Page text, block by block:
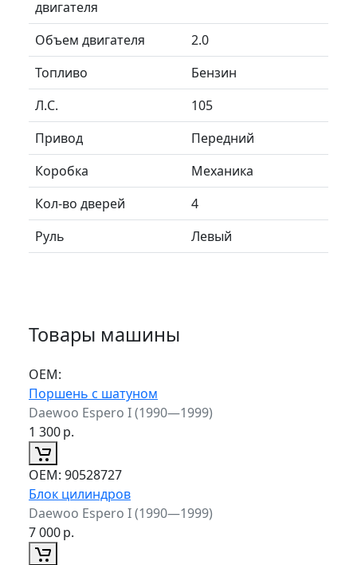
двигателя
Объем двигателя
2.0
Топливо
Бензин
Л.C.
105
Привод
Передний
Коробка
Механика
Кол-во дверей
4
Руль
Левый
Товары машины
ОЕМ:
Поршень с шатуном
Daewoo Espero I (1990—1999)
1 300р.
ОЕМ: 90528727
Блок цилиндров
Daewoo Espero I (1990—1999)
7 000р.